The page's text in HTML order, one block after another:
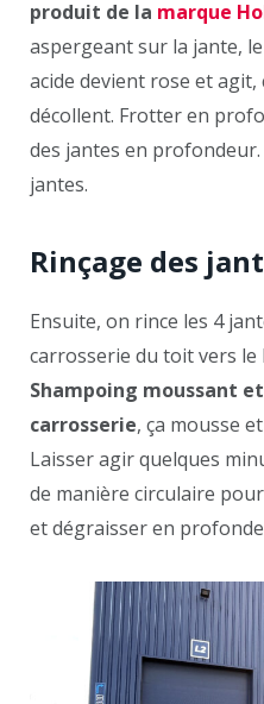
produit de la marque
aspergeant sur la jante,
acide devient rose et
décollent. Frotter en
des jantes en profondeur.
jantes.
Rinçage des
Ensuite, on rince les 4
carrosserie du toit vers le
Shampoing moussant
carrosserie, ça mousse
Laisser agir quelques
de manière circulaire
et dégraisser en